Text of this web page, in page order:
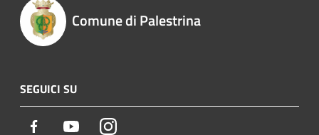
Comune di Palestrina
SEGUICI SU
Facebook YoutubeInstagram